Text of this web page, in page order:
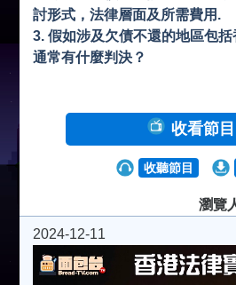
討形式，法律層面及所需費用.
3. 假如涉及欠債不還的地區包括
通常有什麼判決？
收看節目
收聽節目
瀏覽
2024-12-11